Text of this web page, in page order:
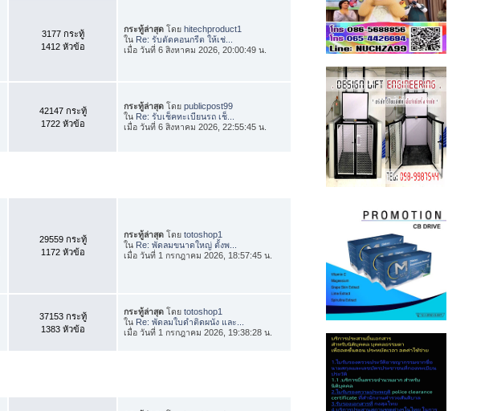
3177 กระทู้
1412 หัวข้อ
กระทู้ล่าสุด โดยhitechproduct1
ใน Re: รับตัดคอนกรีต ให้เช่...
เมื่อ วันที่ 6 สิงหาคม 2026, 20:00:49 น.
42147 กระทู้
1722 หัวข้อ
กระทู้ล่าสุด โดยpublicpost99
ใน Re: รับเช็คทะเบียนรถ เช็...
เมื่อ วันที่ 6 สิงหาคม 2026, 22:55:45 น.
29559 กระทู้
1172 หัวข้อ
กระทู้ล่าสุด โดยtotoshop1
ใน Re: พัดลมขนาดใหญ่ ตั้งพ...
เมื่อ วันที่ 1 กรกฎาคม 2026, 18:57:45 น.
37153 กระทู้
1383 หัวข้อ
กระทู้ล่าสุด โดยtotoshop1
ใน Re: พัดลมใบดำติดผนัง และ...
เมื่อ วันที่ 1 กรกฎาคม 2026, 19:38:28 น.